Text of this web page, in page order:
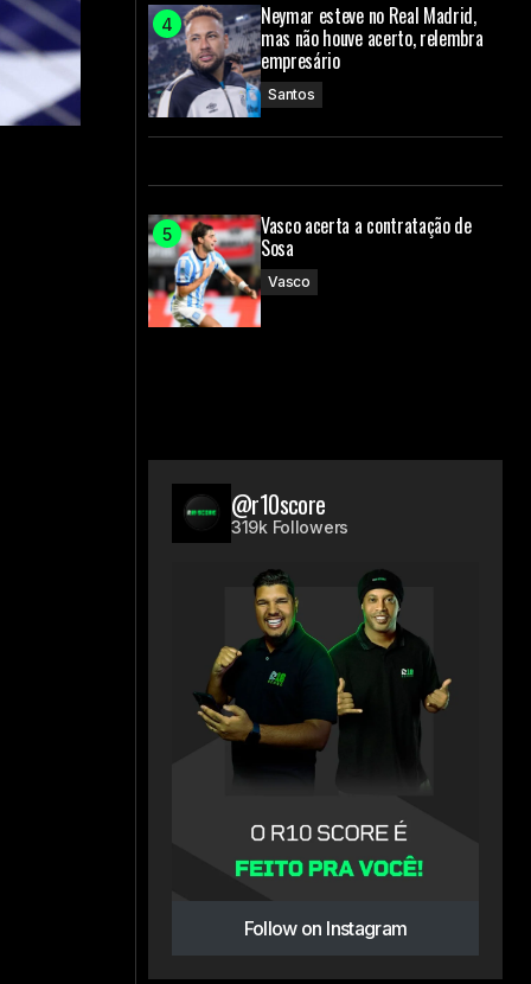
Neymar esteve no Real Madrid,
mas não houve acerto, relembra
empresário
Santos
Vasco acerta a contratação de
Sosa
Vasco
@r10score
319k Followers
Follow on Instagram